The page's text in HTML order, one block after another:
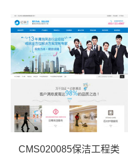
CMS020085保洁工程类